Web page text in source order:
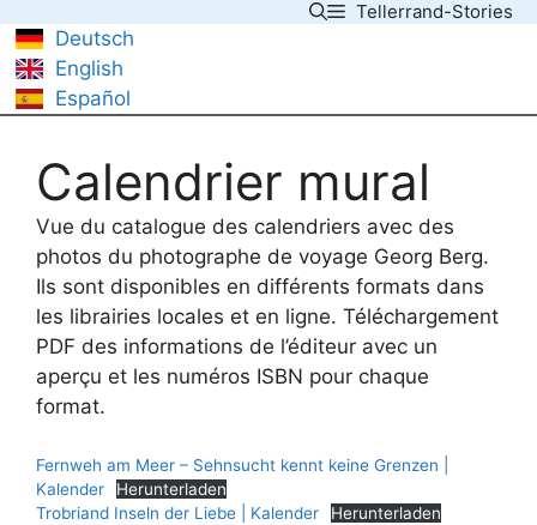
to
content
Tellerrand-Stories
Deutsch
English
Español
Calendrier mural
Vue du catalogue des calendriers avec des
photos du photographe de voyage Georg Berg.
Ils sont disponibles en différents formats dans
les librairies locales et en ligne. Téléchargement
PDF des informations de l’éditeur avec un
aperçu et les numéros ISBN pour chaque
format.
Fernweh am Meer – Sehnsucht kennt keine Grenzen |
Kalender
Herunterladen
Trobriand Inseln der Liebe | Kalender
Herunterladen